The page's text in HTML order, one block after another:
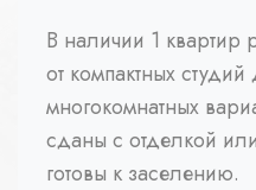
В наличии 1 квартир
от компактных
многокомнатных
сданы с отделкой
готовы к заселению.